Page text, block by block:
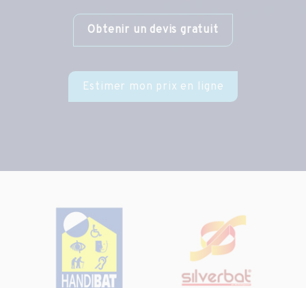
Obtenir un devis gratuit
Estimer mon prix en ligne